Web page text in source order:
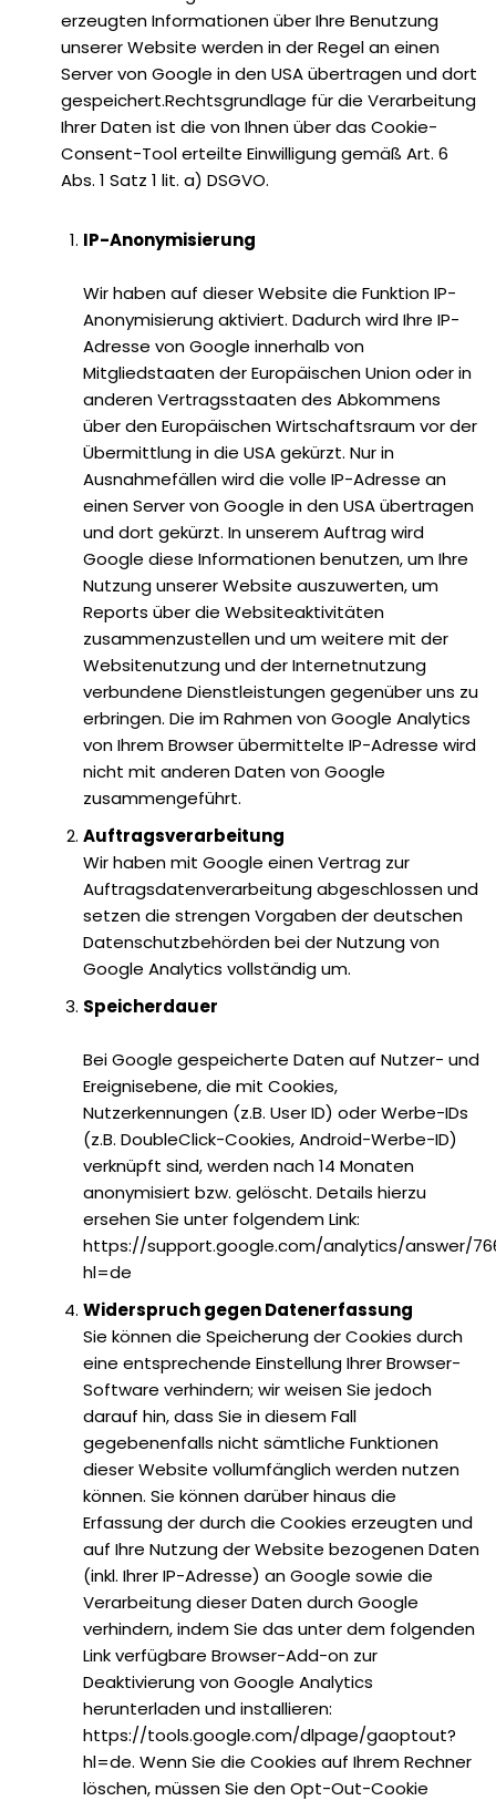
erzeugten Informationen über Ihre Benutzung
unserer Website werden in der Regel an einen
Server von Google in den USA übertragen und dort
gespeichert.Rechtsgrundlage für die Verarbeitung
Ihrer Daten ist die von Ihnen über das Cookie-
Consent-Tool erteilte Einwilligung gemäß Art. 6
Abs. 1 Satz 1 lit. a) DSGVO.
IP-Anonymisierung
Wir haben auf dieser Website die Funktion IP-
Anonymisierung aktiviert. Dadurch wird Ihre IP-
Adresse von Google innerhalb von
Mitgliedstaaten der Europäischen Union oder in
anderen Vertragsstaaten des Abkommens
über den Europäischen Wirtschaftsraum vor der
Übermittlung in die USA gekürzt. Nur in
Ausnahmefällen wird die volle IP-Adresse an
einen Server von Google in den USA übertragen
und dort gekürzt. In unserem Auftrag wird
Google diese Informationen benutzen, um Ihre
Nutzung unserer Website auszuwerten, um
Reports über die Websiteaktivitäten
zusammenzustellen und um weitere mit der
Websitenutzung und der Internetnutzung
verbundene Dienstleistungen gegenüber uns zu
erbringen. Die im Rahmen von Google Analytics
von Ihrem Browser übermittelte IP-Adresse wird
nicht mit anderen Daten von Google
zusammengeführt.
Auftragsverarbeitung
Wir haben mit Google einen Vertrag zur
Auftragsdatenverarbeitung abgeschlossen und
setzen die strengen Vorgaben der deutschen
Datenschutzbehörden bei der Nutzung von
Google Analytics vollständig um.
Speicherdauer
Bei Google gespeicherte Daten auf Nutzer- und
Ereignisebene, die mit Cookies,
Nutzerkennungen (z.B. User ID) oder Werbe-IDs
(z.B. DoubleClick-Cookies, Android-Werbe-ID)
verknüpft sind, werden nach 14 Monaten
anonymisiert bzw. gelöscht. Details hierzu
ersehen Sie unter folgendem Link:
https://support.google.com/analytics/answer/
hl=de
Widerspruch gegen Datenerfassung
Sie können die Speicherung der Cookies durch
eine entsprechende Einstellung Ihrer Browser-
Software verhindern; wir weisen Sie jedoch
darauf hin, dass Sie in diesem Fall
gegebenenfalls nicht sämtliche Funktionen
dieser Website vollumfänglich werden nutzen
können. Sie können darüber hinaus die
Erfassung der durch die Cookies erzeugten und
auf Ihre Nutzung der Website bezogenen Daten
(inkl. Ihrer IP-Adresse) an Google sowie die
Verarbeitung dieser Daten durch Google
verhindern, indem Sie das unter dem folgenden
Link verfügbare Browser-Add-on zur
Deaktivierung von Google Analytics
herunterladen und installieren:
https://tools.google.com/dlpage/gaoptout?
hl=de. Wenn Sie die Cookies auf Ihrem Rechner
löschen, müssen Sie den Opt-Out-Cookie